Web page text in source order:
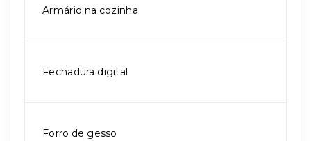
Armário na cozinha
Fechadura digital
Forro de gesso